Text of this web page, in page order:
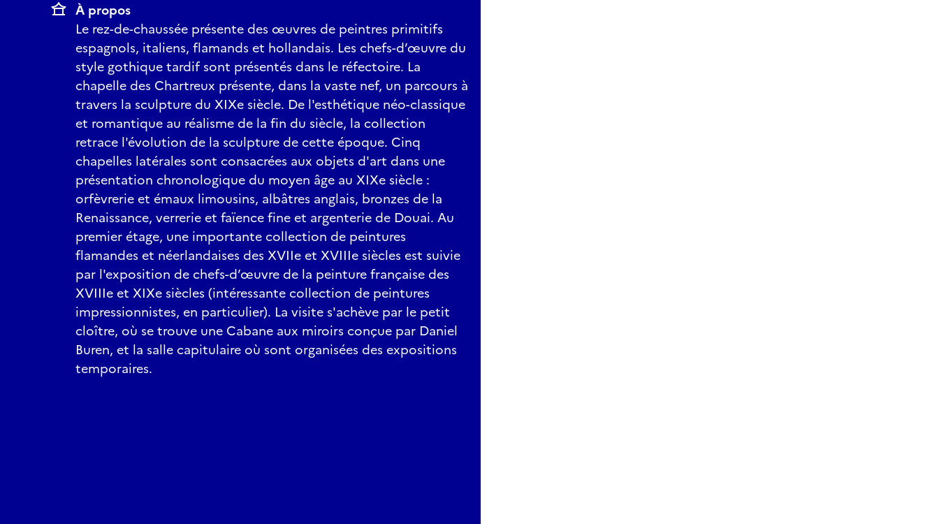
À propos
Le rez-de-chaussée présente des œuvres de peintres primitifs
espagnols, italiens, flamands et hollandais. Les chefs-d’œuvre du
style gothique tardif sont présentés dans le réfectoire. La
chapelle des Chartreux présente, dans la vaste nef, un parcours à
travers la sculpture du XIXe siècle. De l'esthétique néo-classique
et romantique au réalisme de la fin du siècle, la collection
retrace l'évolution de la sculpture de cette époque. Cinq
chapelles latérales sont consacrées aux objets d'art dans une
présentation chronologique du moyen âge au XIXe siècle :
orfèvrerie et émaux limousins, albâtres anglais, bronzes de la
Renaissance, verrerie et faïence fine et argenterie de Douai. Au
premier étage, une importante collection de peintures
flamandes et néerlandaises des XVIIe et XVIIIe siècles est suivie
par l'exposition de chefs-d’œuvre de la peinture française des
XVIIIe et XIXe siècles (intéressante collection de peintures
impressionnistes, en particulier). La visite s'achève par le petit
cloître, où se trouve une Cabane aux miroirs conçue par Daniel
Buren, et la salle capitulaire où sont organisées des expositions
temporaires.